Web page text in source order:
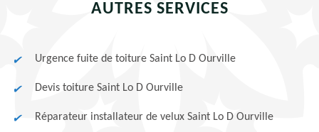
AUTRES SERVICES
Urgence fuite de toiture Saint Lo D Ourville
Devis toiture Saint Lo D Ourville
Réparateur installateur de velux Saint Lo D Ourville